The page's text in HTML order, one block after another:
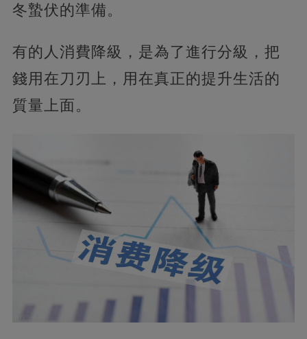
冬蟄伏的準備。
有的人消費降級，是為了進行分級，把
錢用在刀刃上，用在真正的提升生活的
質量上面。